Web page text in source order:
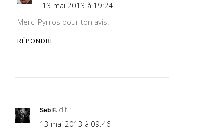
13 mai 2013 à 19:24
Merci Pyrros pour ton avis.
RÉPONDRE
Seb F. dit :
13 mai 2013 à 09:46